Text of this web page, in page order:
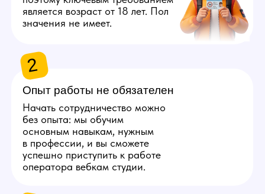
Оператор должен владеть
программами для стриминга,
разбираться в работе
периферии, быстро искать
решения, если что-то пошло
не так. Техническая
грамотность очень важна.
5
Иметь компьютер или ноутбук
6